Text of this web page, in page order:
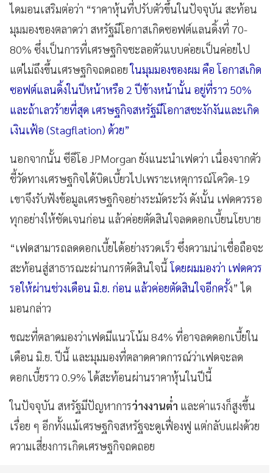
ไดมอนเสริมต่อว่า “ราคาหุ้นที่ปรับตัวขึ้นในปัจจุบัน สะท้อน
มุมมองของตลาดว่า สหรัฐมีโอกาสเกิดซอฟต์แลนดิ้งที่ 70-
80% ซึ่งเป็นการที่เศรษฐกิจชะลอตัวแบบค่อยเป็นค่อยไป
แต่ไม่ถึงขึ้นเศรษฐกิจถดถอยในมุมมองของผม คือ โอกาสเกิด
ซอฟต์แลนดิ้งในปีหน้าหรือ 2 ปีข้างหน้านั้น อยู่ที่ราว 50%
และถ้าเลวร้ายที่สุด เศรษฐกิจสหรัฐมีโอกาสชะงักงันและเกิด
เงินเฟ้อ (Stagflation) ด้วย”
นอกจากนั้น ซีอีโอ JPMorgan ยังแนะนำเฟดว่า เนื่องจากตัว
ชี้วัดทางเศรษฐกิจได้บิดเบี้ยวไปเพราะเหตุการณ์โควิด-19
เขาจึงรับฟังข้อมูลเศรษฐกิจอย่างระมัดระวัง ดังนั้น เฟดควรรอ
ทุกอย่างให้ชัดเจนก่อน แล้วค่อยตัดสินใจลดดอกเบี้ยนโยบาย
“เฟดสามารถลดดอกเบี้ยได้อย่างรวดเร็ว ซึ่งความน่าเชื่อถือจะ
สะท้อนสู่สาธารณะผ่านการตัดสินใจนี้โดยผมมองว่า เฟดควร
รอให้ผ่านช่วงเดือน มิ.ย. ก่อน แล้วค่อยตัดสินใจอีกครั้ง” ได
มอนกล่าว
ขณะที่ตลาดมองว่าเฟดมีแนวโน้ม 84% ที่อาจลดดอกเบี้ยใน
เดือน มิ.ย. ปีนี้ และมุมมองที่ตลาดคาดการณ์ว่าเฟดจะลด
ดอกเบี้ยราว 0.9% ได้สะท้อนผ่านราคาหุ้นในปีนี้
ในปัจจุบัน สหรัฐมีปัญหาการว่างงานต่ำ และค่าแรงก็สูงขึ้น
เรื่อย ๆ อีกทั้งแม้เศรษฐกิจสหรัฐจะดูเฟื่องฟู แต่กลับแฝงด้วย
ความเสี่ยงการเกิดเศรษฐกิจถดถอย